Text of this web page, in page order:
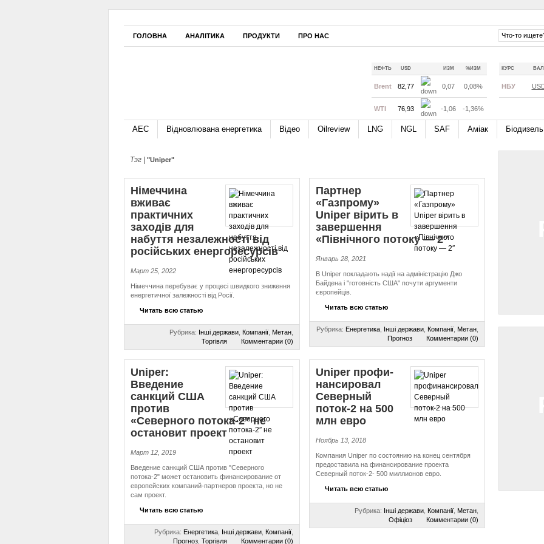
ГОЛОВНА АНАЛІТИКА ПРОДУКТИ ПРО НАС
КУРС ВАЛ
НБУ
НЕФТЬ USD ИЗМ %ИЗМ
Brent 82,77 0,07 0,08%
WTI 76,93 -1,06 -1,36%
АЕС Відновлювана енергетика Відео Oilreview LNG NGL SAF Аміак Біодизель
Тэг | "Uniper"
Німеччина
вживає
практичних
заходів для
набуття незалежності від
російських енергоресурсів
Март 25, 2022
Німеччина перебуває у процесі швидкого зниження
енергетичної залежності від Росії.
Читать всю статью
Рубрика: Інші держави, Компанії, Метан,
Торгівля
Комментарии (0)
Партнер
«Газпрому»
Uniper вірить в
завершення
«Північного потоку — 2″
Январь 28, 2021
В Uniper покладають надії на адміністрацію Джо
Байдена і "готовність США" почути аргументи
європейців.
Читать всю статью
Рубрика: Енергетика, Інші держави, Компанії, Метан,
Прогноз
Комментарии (0)
Uniper:
Введение
санкций США
против
«Северного потока-2″ не
остановит проект
Март 12, 2019
Введение санкций США против "Северного
потока-2" может остановить финансирование от
европейских компаний-партнеров проекта, но не
сам проект.
Читать всю статью
Рубрика: Енергетика, Інші держави, Компанії,
Прогноз, Торгівля Комментарии (0)
Uniper про­фи­
нан­си­ро­вал
Северный
поток-2 на 500
млн евро
Ноябрь 13, 2018
Компания Uniper по состоянию на конец сентября
предоставила на финансирование проекта
Северный поток-2- 500 миллионов евро.
Читать всю статью
Рубрика: Інші держави, Компанії, Метан,
Офіціоз
Комментарии (0)